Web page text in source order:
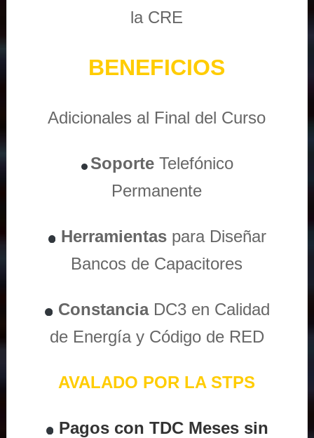
la CRE
BENEFICIOS
Adicionales al Final del Curso
Soporte Telefónico
Permanente
Herramientas para Diseñar
Bancos de Capacitores
ConstanciaDC3 en Calidad
de Energía y Código de RED
AVALADO POR LA STPS
Pagos con TDC Meses sin